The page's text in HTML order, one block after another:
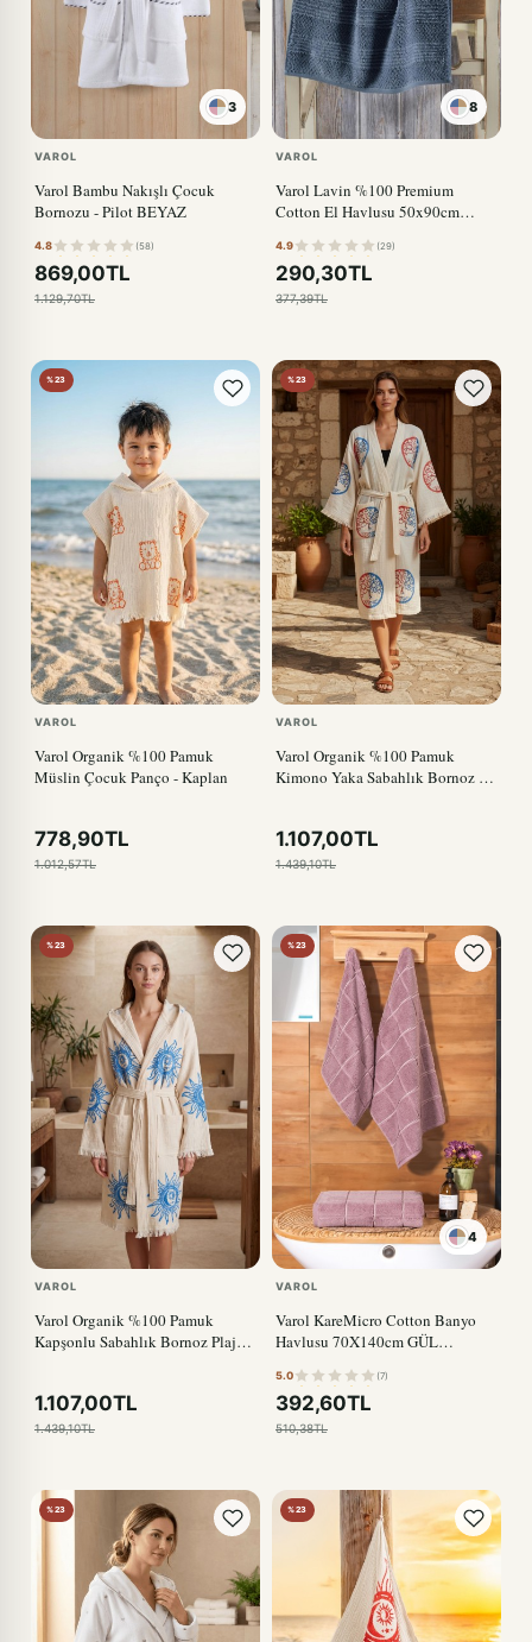
3
VAROL
Varol Bambu Nakışlı Çocuk
Bornozu - Pilot BEYAZ
4.8 (58)
869,00TL
1.129,70TL
8
VAROL
Varol Lavin %100 Premium
Cotton El Havlusu 50x90cm
4.9 (29)
290,30TL
377,39TL
%23
VAROL
Varol Organik %100 Pamuk
Müslin Çocuk Panço - Kaplan
778,90TL
1.012,57TL
%23
VAROL
Varol Organik %100 Pamuk
Kimono Yaka Sabahlık Bornoz -
1.107,00TL
1.439,10TL
%23
VAROL
Varol Organik %100 Pamuk
Kapşonlu Sabahlık Bornoz Plaj
1.107,00TL
1.439,10TL
%23
4
SOMON
VAROL
Varol KareMicro Cotton Banyo
Havlusu 70X140cm GÜL
5.0 (7)
392,60TL
510,38TL
%23 %23